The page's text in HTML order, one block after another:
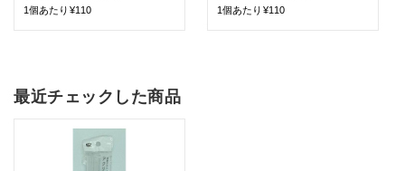
1個あたり¥110 1個あたり¥110
最近チェックした商品